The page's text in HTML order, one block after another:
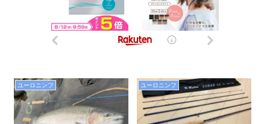
ユーロニンフ ユーロニンフ